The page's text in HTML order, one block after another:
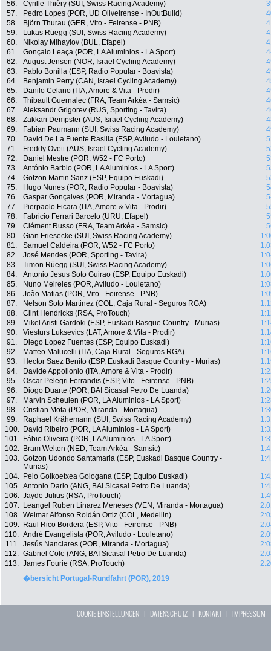
56.
Cyrille Thièry (SUI, Swiss Racing Academy)
57.
Pedro Lopes (POR, UD Oliveirense - InOutBuild)
58.
Björn Thurau (GER, Vito - Feirense - PNB)
59.
Lukas Rüegg (SUI, Swiss Racing Academy)
60.
Nikolay Mihaylov (BUL, Efapel)
61.
Gonçalo Leaça (POR, LA Aluminios - LA Sport)
62.
August Jensen (NOR, Israel Cycling Academy)
63.
Pablo Bonilla (ESP, Radio Popular - Boavista)
64.
Benjamin Perry (CAN, Israel Cycling Academy)
65.
Danilo Celano (ITA, Amore & Vita - Prodir)
66.
Thibault Guernalec (FRA, Team Arkéa - Samsic)
67.
Aleksandr Grigorev (RUS, Sporting - Tavira)
68.
Zakkari Dempster (AUS, Israel Cycling Academy)
69.
Fabian Paumann (SUI, Swiss Racing Academy)
70.
David De La Fuente Rasilla (ESP, Aviludo - Louletano)
71.
Freddy Ovett (AUS, Israel Cycling Academy)
72.
Daniel Mestre (POR, W52 - FC Porto)
73.
António Barbio (POR, LA Aluminios - LA Sport)
74.
Gotzon Martin Sanz (ESP, Equipo Euskadi)
75.
Hugo Nunes (POR, Radio Popular - Boavista)
76.
Gaspar Gonçalves (POR, Miranda - Mortagua)
77.
Pierpaolo Ficara (ITA, Amore & Vita - Prodir)
78.
Fabricio Ferrari Barcelo (URU, Efapel)
79.
Clément Russo (FRA, Team Arkéa - Samsic)
80.
Gian Friesecke (SUI, Swiss Racing Academy)
81.
Samuel Caldeira (POR, W52 - FC Porto)
82.
José Mendes (POR, Sporting - Tavira)
83.
Timon Rüegg (SUI, Swiss Racing Academy)
84.
Antonio Jesus Soto Guirao (ESP, Equipo Euskadi)
85.
Nuno Meireles (POR, Aviludo - Louletano)
86.
João Matias (POR, Vito - Feirense - PNB)
87.
Nelson Soto Martinez (COL, Caja Rural - Seguros RGA)
88.
Clint Hendricks (RSA, ProTouch)
89.
Mikel Aristi Gardoki (ESP, Euskadi Basque Country - Murias)
90.
Viesturs Luksevics (LAT, Amore & Vita - Prodir)
91.
Diego Lopez Fuentes (ESP, Equipo Euskadi)
92.
Matteo Malucelli (ITA, Caja Rural - Seguros RGA)
93.
Hector Saez Benito (ESP, Euskadi Basque Country - Murias)
94.
Davide Appollonio (ITA, Amore & Vita - Prodir)
95.
Oscar Pelegri Ferrandis (ESP, Vito - Feirense - PNB)
96.
Diogo Duarte (POR, BAI Sicasal Petro De Luanda)
97.
Marvin Scheulen (POR, LA Aluminios - LA Sport)
98.
Cristian Mota (POR, Miranda - Mortagua)
99.
Raphael Krähemann (SUI, Swiss Racing Academy)
100.
David Ribeiro (POR, LA Aluminios - LA Sport)
101.
Fábio Oliveira (POR, LA Aluminios - LA Sport)
102.
Bram Welten (NED, Team Arkéa - Samsic)
103. Gotzon Udondo Santamaria (ESP, Euskadi Basque Country -
Murias)
104. Peio Goikoetxea Goiogana (ESP, Equipo Euskadi)
105. Antonio Dario (ANG, BAI Sicasal Petro De Luanda)
106. Jayde Julius (RSA, ProTouch)
107.
Leangel Ruben Linarez Meneses (VEN, Miranda - Mortagua)
108. Weimar Alfonso Roldán Ortiz (COL, Medellin)
109.
Raul Rico Bordera (ESP, Vito - Feirense - PNB)
110. André Evangelista (POR, Aviludo - Louletano)
111. Jesús Nanclares (POR, Miranda - Mortagua)
112. Gabriel Cole (ANG, BAI Sicasal Petro De Luanda)
113. James Fourie (RSA, ProTouch)
�bersicht Portugal-Rundfahrt (POR), 2019
COOKIE EINSTELLUNGEN | DATENSCHUTZ | KONTAKT| IMPRESSUM